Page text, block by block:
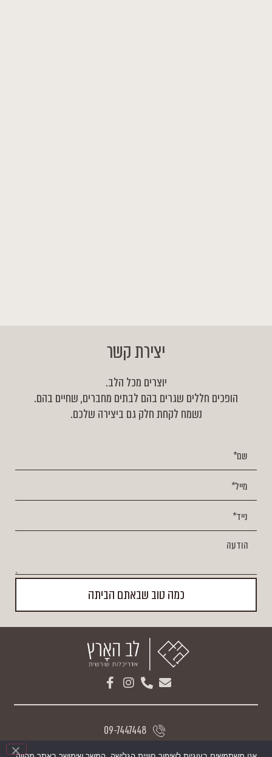
יצירת קשר
יוצרים מכל הלב.
הופכים חללים שגרים בהם לבתים מחברים, שחיים בהם.
נשמח לקחת חלק גם ביצירה שלכם.
כמה טוב שבאתם הביתה
09-7447448
052-8287515